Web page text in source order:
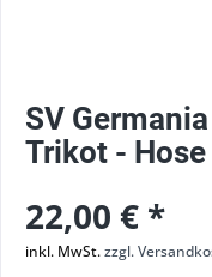
SV
Trikot - Hose
22,00 € *
inkl. MwSt.zzgl.